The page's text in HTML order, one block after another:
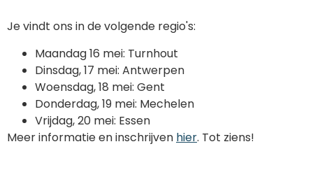
Je vindt ons in de volgende regio's:
Maandag 16 mei: Turnhout
Dinsdag, 17 mei: Antwerpen
Woensdag, 18 mei: Gent
Donderdag, 19 mei: Mechelen
Vrijdag, 20 mei: Essen
Meer informatie en inschrijven hier. Tot ziens!